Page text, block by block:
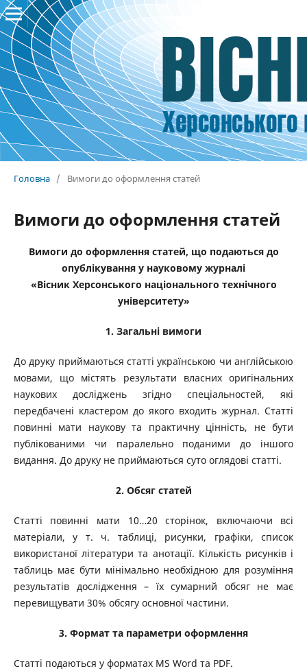
Головна / Вимоги до оформлення статей
Вимоги до оформлення статей
Вимоги до оформлення статей, що подаються до
опублікування у науковому журналі
«Вісник Херсонського національного технічного
університету»
1. Загальні вимоги
До друку приймаються статті українською чи англійською
мовами, що містять результати власних оригінальних
наукових досліджень згідно спеціальностей, які
передбачені кластером до якого входить журнал. Статті
повинні мати наукову та практичну цінність, не бути
публікованими чи паралельно поданими до іншого
видання. До друку не приймаються суто оглядові статті.
2. Обсяг статей
Статті повинні мати 10…20 сторінок, включаючи всі
матеріали, у т. ч. таблиці, рисунки, графіки, список
використаної літератури та анотації. Кількість рисунків і
таблиць має бути мінімально необхідною для розуміння
результатів дослідження – їх сумарний обсяг не має
перевищувати 30% обсягу основної частини.
3. Формат та параметри оформлення
Статті подаються у форматах MS Word та PDF.